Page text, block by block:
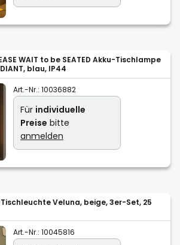
WAIT to be SEATED Akku-Tischlampe
blau, IP44
Art.-Nr.: 10036882
Für individuelle
Preise bitte
anmelden
Veluna, beige, 3er-Set, 25
Art.-Nr.: 10045816